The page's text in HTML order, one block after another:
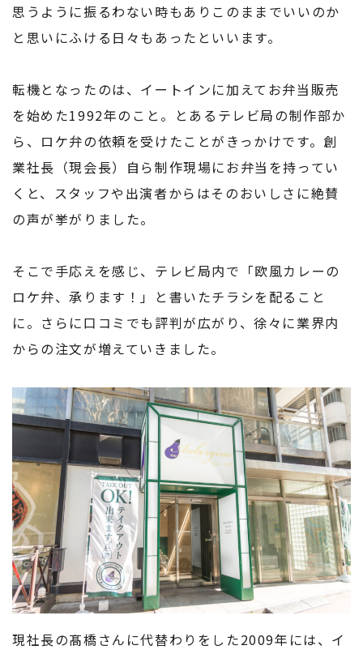
思うように振るわない時もありこのままでいいのか
と思いにふける日々もあったといいます。
転機となったのは、イートインに加えてお弁当販売
を始めた1992年のこと。とあるテレビ局の制作部か
ら、ロケ弁の依頼を受けたことがきっかけです。創
業社長（現会長）自ら制作現場にお弁当を持ってい
くと、スタッフや出演者からはそのおいしさに絶賛
の声が挙がりました。
そこで手応えを感じ、テレビ局内で「欧風カレーの
ロケ弁、承ります！」と書いたチラシを配ること
に。さらに口コミでも評判が広がり、徐々に業界内
からの注文が増えていきました。
現社長の髙橋さんに代替わりをした2009年には、イ